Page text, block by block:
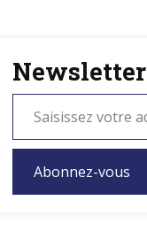
Newsletter
Abonnez-vous